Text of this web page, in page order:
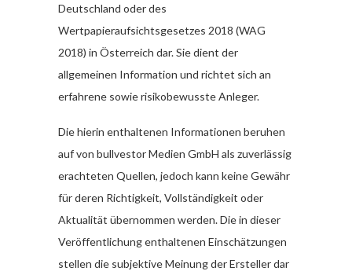
Deutschland oder des
Wertpapieraufsichtsgesetzes 2018 (WAG
2018) in Österreich dar. Sie dient der
allgemeinen Information und richtet sich an
erfahrene sowie risikobewusste Anleger.
Die hierin enthaltenen Informationen beruhen
auf von bullvestor Medien GmbH als zuverlässig
erachteten Quellen, jedoch kann keine Gewähr
für deren Richtigkeit, Vollständigkeit oder
Aktualität übernommen werden. Die in dieser
Veröffentlichung enthaltenen Einschätzungen
stellen die subjektive Meinung der Ersteller dar